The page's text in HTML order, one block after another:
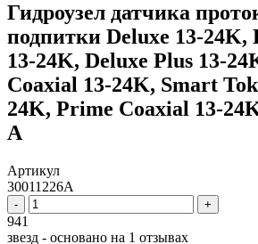
Гидроузел датчика
подпитки Deluxe 13-24K,
13-24K, Deluxe Plus 13-
Coaxial 13-24K, Smart
24K, Prime Coaxial 13-
A
Артикул
30011226A
- +
941
звезд - основано на 1 отзывах